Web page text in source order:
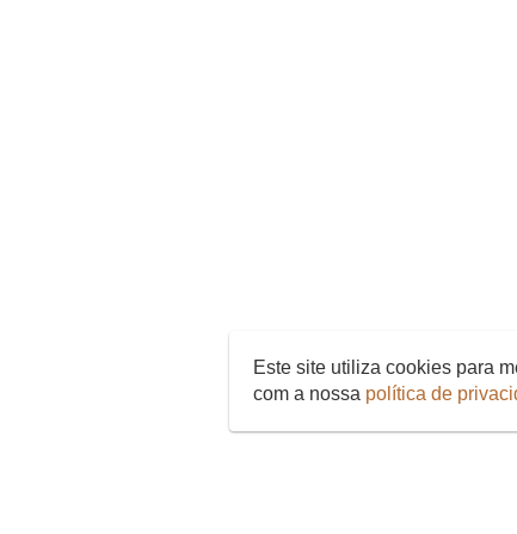
Este site utiliza cookies para
com a nossa política de